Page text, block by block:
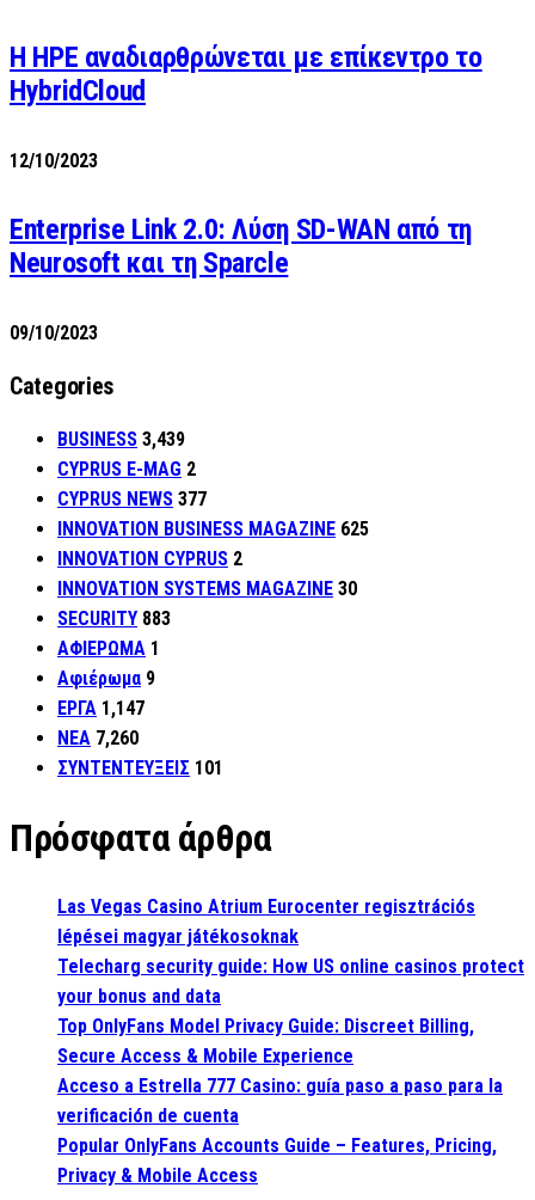
H HPE αναδιαρθρώνεται με επίκεντρο το
HybridCloud
12/10/2023
Enterprise Link 2.0: Λύση SD-WAN από τη
Neurosoft και τη Sparcle
09/10/2023
Categories
BUSINESS 3,439
CYPRUS E-MAG 2
CYPRUS NEWS 377
INNOVATION BUSINESS MAGAZINE 625
INNOVATION CYPRUS 2
INNOVATION SYSTEMS MAGAZINE 30
SECURITY 883
ΑΦΙΕΡΩΜΑ 1
Αφιέρωμα 9
ΕΡΓΑ 1,147
ΝΕΑ 7,260
ΣΥΝΤΕΝΤΕΥΞΕΙΣ 101
Πρόσφατα άρθρα
Las Vegas Casino Atrium Eurocenter regisztrációs
lépései magyar játékosoknak
Telecharg security guide: How US online casinos protect
your bonus and data
Top OnlyFans Model Privacy Guide: Discreet Billing,
Secure Access & Mobile Experience
Acceso a Estrella 777 Casino: guía paso a paso para la
verificación de cuenta
Popular OnlyFans Accounts Guide – Features, Pricing,
Privacy & Mobile Access